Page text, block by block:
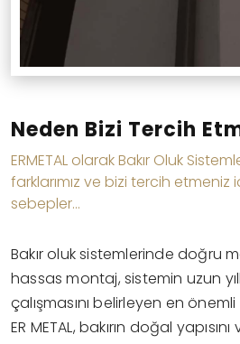
Neden Bizi Tercih
ERMETAL olarak Bakır Oluk
farklarımız ve bizi tercih etmeniz
sebepler...
Bakır oluk sistemlerinde doğru
hassas montaj, sistemin uzun
çalışmasını belirleyen en önemli
ER METAL, bakırın doğal